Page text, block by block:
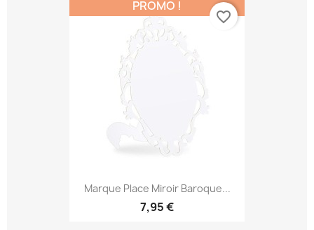
Marque Place Miroir Baroque...
7,95 €
PROMO !
favorite_border